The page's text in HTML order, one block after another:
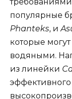
популярные
Phanteks, и
которые
водяными.
из линейки